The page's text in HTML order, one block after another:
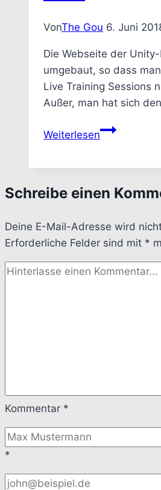
VonThe Gou 6. Juni
Die Webseite der
umgebaut, so dass
Live Training Sessions
Außer, man hat sich
WeiterlesenUnity
die
zu
den
Live
Training
Schreibe einen
Deine E-Mail-Adresse wird
Erforderliche Felder sind mit *
Kommentar *
*